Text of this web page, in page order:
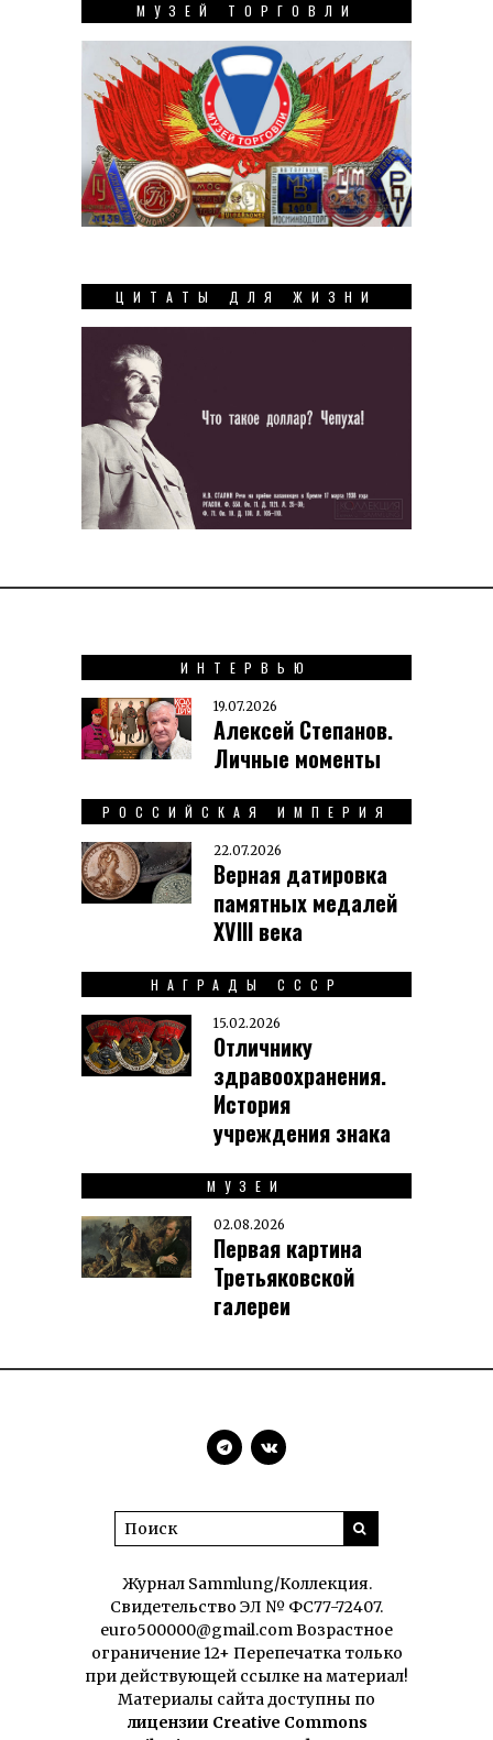
МУЗЕЙ ТОРГОВЛИ
ЦИТАТЫ ДЛЯ ЖИЗНИ
ИНТЕРВЬЮ
19.07.2026
Алексей Степанов.
Личные моменты
РОССИЙСКАЯ ИМПЕРИЯ
22.07.2026
Верная датировка
памятных медалей
XVIII века
НАГРАДЫ СССР
15.02.2026
Отличнику
здравоохранения.
История
учреждения знака
МУЗЕИ
02.08.2026
Первая картина
Третьяковской
галереи
Журнал Sammlung/Коллекция.
Свидетельство ЭЛ № ФС77-72407.
euro500000@gmail.com Возрастное
ограничение 12+ Перепечатка только
при действующей ссылке на материал!
Материалы сайта доступны по
лицензии Creative Commons